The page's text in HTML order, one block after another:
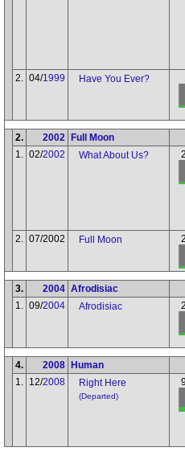
2. 04/1999 Have You Ever?
2. 2002 Full Moon
1. 02/2002 What About Us?
2. 07/2002 Full Moon
3. 2004 Afrodisiac
1. 09/2004 Afrodisiac
4. 2008 Human
1. 12/2008 Right Here
(Departed)